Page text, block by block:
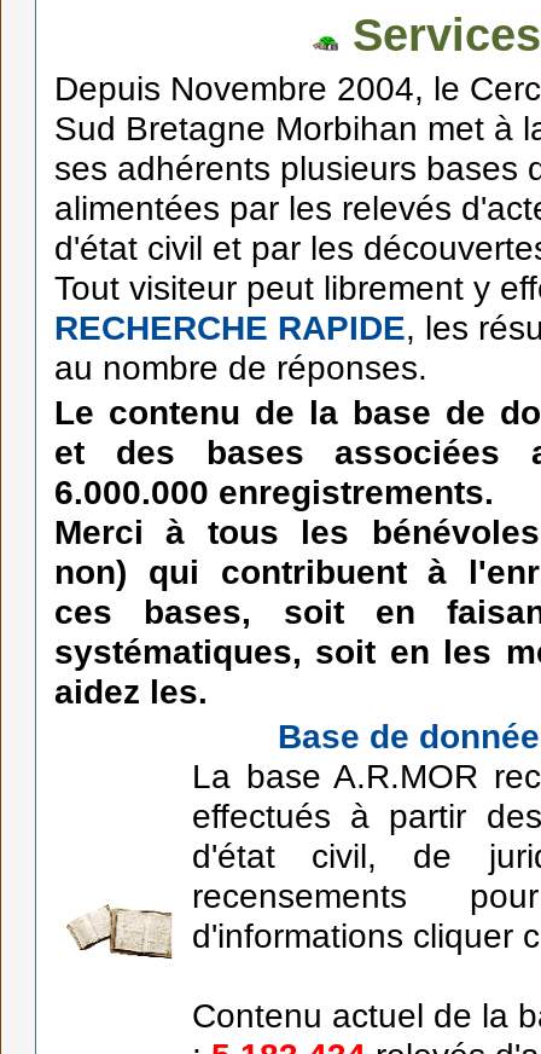
Services
Depuis Novembre 2004, le
Sud Bretagne Morbihan met à
ses adhérents plusieurs bases
alimentées par les relevés
d'état civil et par les
Tout visiteur peut librement y
RECHERCHE RAPIDE, les
au nombre de réponses.
Le contenu de la base de
et des bases associées
6.000.000 enregistrements.
Merci à tous les
non) qui contribuent à
ces bases, soit en
systématiques, soit en les
aidez les.
Base de
La base A.R.MOR
effectués à partir
d'état civil, de
recensements
d'informations cliquer
Contenu actuel de la